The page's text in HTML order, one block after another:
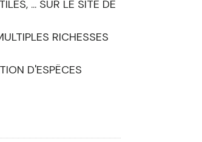
... SUR LE SITE DE
RICHESSES
D'ESPËCES